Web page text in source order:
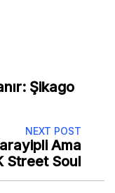
Şikago
NEXT POST
Ama
Street Soul